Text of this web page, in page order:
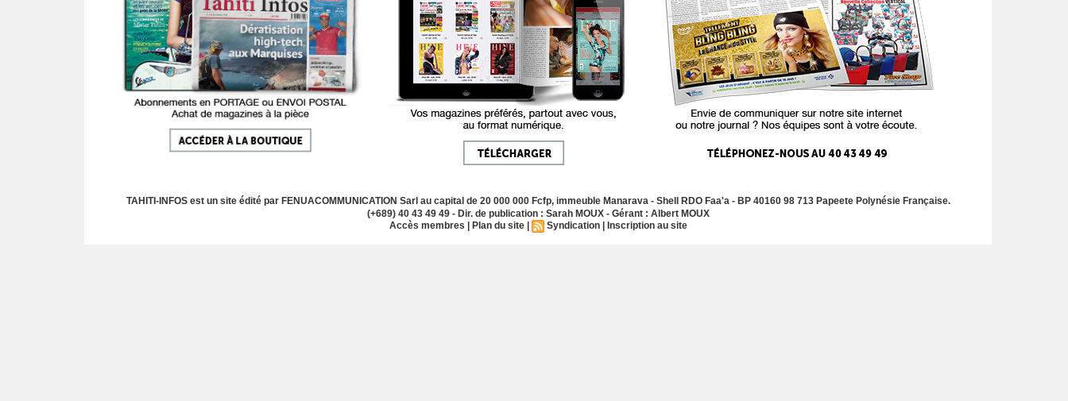
TAHITI-INFOS est un site édité par FENUACOMMUNICATION Sarl au capital de 20 000 000 Fcfp, immeuble Manarava - Shell RDO Faa'a - BP 40160 98 713 Papeete Polynésie Française.
(+689) 40 43 49 49 - Dir. de publication : Sarah MOUX - Gérant : Albert MOUX
Accès membres
Plan du site Syndication Inscription au site